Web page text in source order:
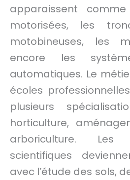
apparaissent
motorisées, les
motobineuses, les
encore les
automatiques. Le
écoles
plusieurs
horticulture,
arboriculture. Les
scientifiques
avec l’étude des sols,